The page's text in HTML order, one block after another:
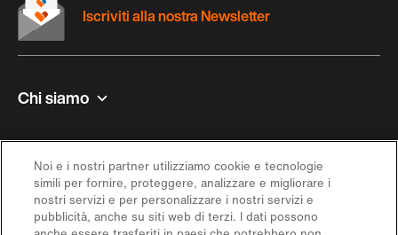
Chi siamo
Contatto e aiuto
Ispirazione
Iscriviti alla nostra Newsletter
Noi e i nostri partner utilizziamo cookie e tecnologie
simili per fornire, proteggere, analizzare e migliorare i
nostri servizi e per personalizzare i nostri servizi e
pubblicità, anche su siti web di terzi. I dati possono